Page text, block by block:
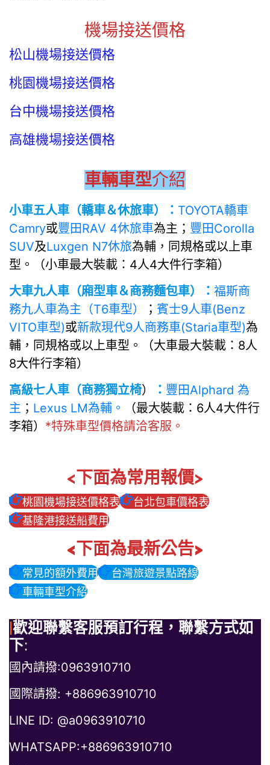
機場接送價格
松山機場接送價格
桃園機場接送價格
台中機場接送價格
高雄機場接送價格
車輛車型介紹
小車五人車（轎車＆休旅車）： TOYOTA轎車
Camry或豐田RAV 4休旅車為主； 豐田Corolla
SUV及Luxgen N7休旅為輔，同規格或以上車
型。（小車最大裝載：4人4大件行李箱）
大車九人車（廂型車＆商務麵包車）： 福斯商
務九人車為主（T6車型）
； 賓士9人車(Benz
VITO車型)或新款現代9人商務車(Staria車型)為
輔，同規格或以上車型。（大車最大裝載：8人
8大件行李箱）
高級七人車（商務獨立椅） ： 豐田Alphard 為
主 ； Lexus LM為輔。
（最大裝載：6人4大件行
李箱） *特殊車型價格請洽客服。
<下面為常用報價>
桃園機場接送價格表
台北包車價格表
基隆港接送船費用
<下面為最新公告>
常見的額外費用
台灣旅遊景點路線
車輛車型介紹
歡迎聯繫客服預訂行程，聯繫方式如
下:
國內請撥:0963910710
國際請撥: +886963910710
LINE ID: @a0963910710
WHATSAPP:+886963910710